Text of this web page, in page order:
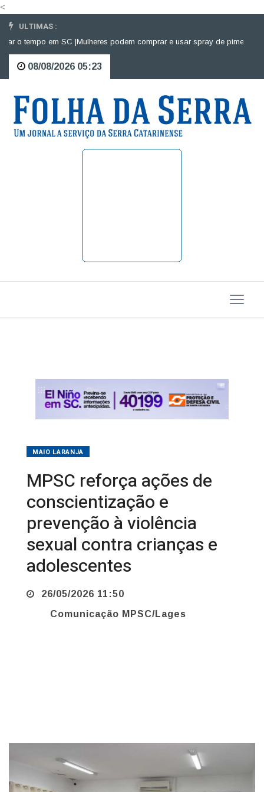
<
ULTIMAS :
tempo em SC |Mulheres podem comprar e usar spray de pimenta para
08/08/2026 05:23
MAIO LARANJA
MPSC reforça ações de
conscientização e
prevenção à violência
sexual contra crianças e
adolescentes
26/05/2026 11:50
Comunicação MPSC/Lages